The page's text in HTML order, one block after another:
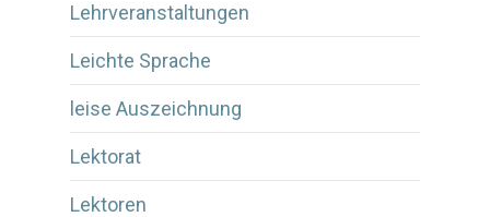
Lehrveranstaltungen
Leichte Sprache
leise Auszeichnung
Lektorat
Lektoren